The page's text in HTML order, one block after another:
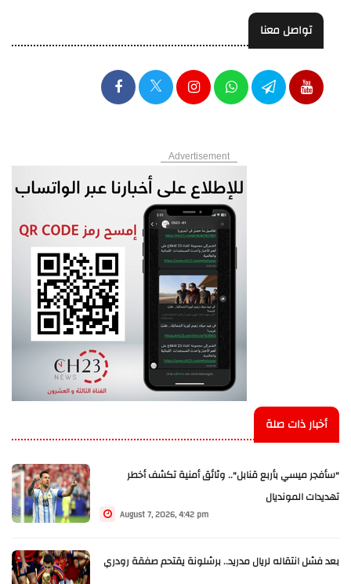
تواصل معنا
Advertisement
أخبار ذات صلة
"سأفجر ميسي بأربع قنابل".. وثائق أمنية تكشف أخطر
تهديدات المونديال
August 7, 2026, 4:42 pm
بعد فشل انتقاله لريال مدريد.. برشلونة يقتحم صفقة رودري